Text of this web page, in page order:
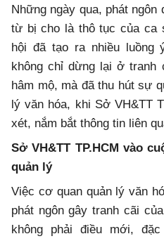
Những ngày qua, phát ngôn
từ bị cho là thô tục của ca
hội đã tạo ra nhiều luồng
không chỉ dừng lại ở
hâm mộ, mà đã thu hút sự
lý văn hóa, khi Sở VH&TT
xét, nắm bắt thông tin liên
Sở VH&TT TP.HCM vào
quản lý
Việc cơ quan quản lý văn
phát ngôn gây tranh cãi
không phải điều mới,